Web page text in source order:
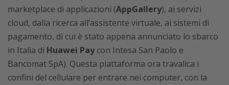
marketplace di applicazioni (AppGallery), ai servizi
cloud, dalla ricerca all’assistente virtuale, ai sistemi di
pagamento, di cui è stato appena annunciato lo sbarco
in Italia di Huawei Paycon Intesa San Paolo e
Bancomat SpA). Questa piattaforma ora travalica i
confini del cellulare per entrare nei computer, con la